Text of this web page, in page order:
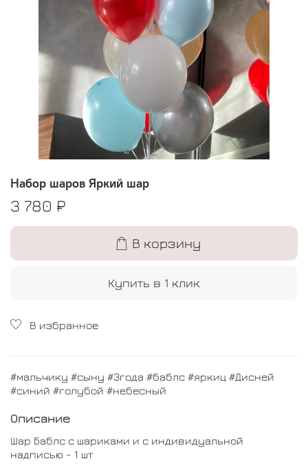
Набор шаров Яркий шар
3 780 ₽
В корзину
Купить в 1 клик
В избранное
#мальчику #сыну #3года #баблс #яркиц #Дисней
#синий #голубой #небесный
Описание
Шар Баблс с шариками и с индивидуальной
надписью - 1 шт